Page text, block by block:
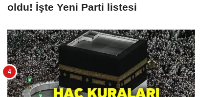
oldu! İşte Yeni Parti listesi